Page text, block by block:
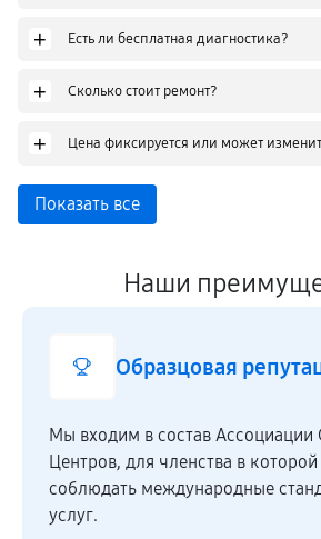
+ Есть ли бесплатная диагностика?
+ Сколько стоит ремонт?
+ Цена фиксируется или может
Показать все
Наши
Образцовая
Мы входим в состав Ассоциации
Центров, для членства в
соблюдать международные
услуг.